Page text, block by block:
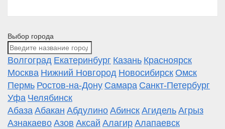
Выбор города
Волгоград Екатеринбург Казань Красноярск
Москва Нижний Новгород Новосибирск Омск
Пермь Ростов-на-Дону Самара Санкт-Петербург
Уфа Челябинск
Абаза Абакан Абдулино Абинск Агидель Агрыз
Азнакаево Азов Аксай Алагир Алапаевск